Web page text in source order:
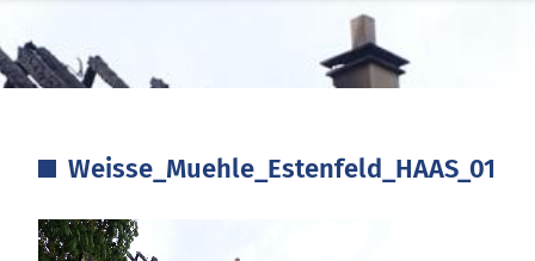
PROJEKTE
KARRIERE
KONTAKT
Weisse_Muehle_Estenfeld_HAAS_01